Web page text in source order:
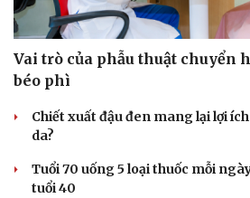
Vai trò của phẫu thuật chuyển
béo phì
Chiết xuất đậu đen mang lại lợi
da?
Tuổi 70 uống 5 loại thuốc mỗi
tuổi 40